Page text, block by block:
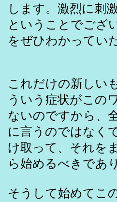
します。激烈に刺
ということでござ
をぜひわかってい
これだけの新しい
ういう症状がこの
ないのですから、
に言うのではなく
け取って、それを
ら始めるべきであ
そうして始めてこ